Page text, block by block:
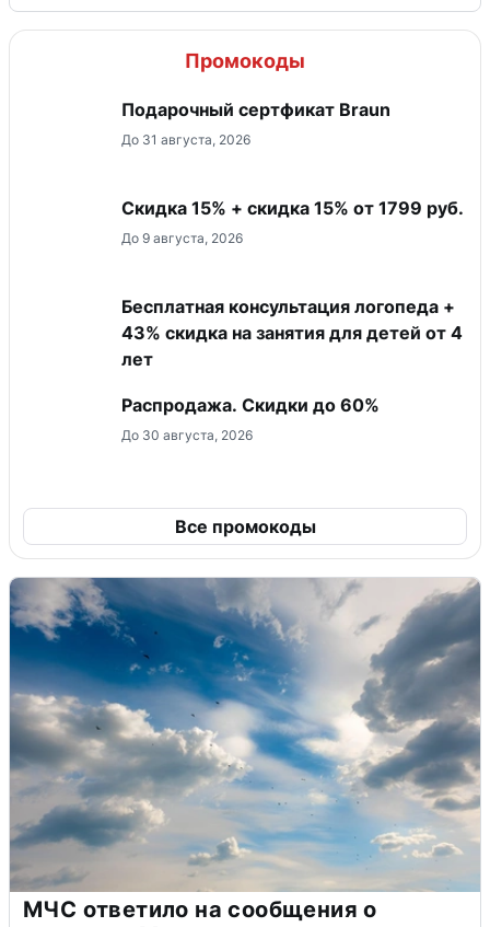
Промокоды
Подарочный сертфикат Braun
До 31 августа, 2026
Скидка 15% + скидка 15% от 1799 руб.
До 9 августа, 2026
Бесплатная консультация логопеда +
43% скидка на занятия для детей от 4
лет
Распродажа. Скидки до 60%
До 30 августа, 2026
Все промокоды
МЧС ответило на сообщения о